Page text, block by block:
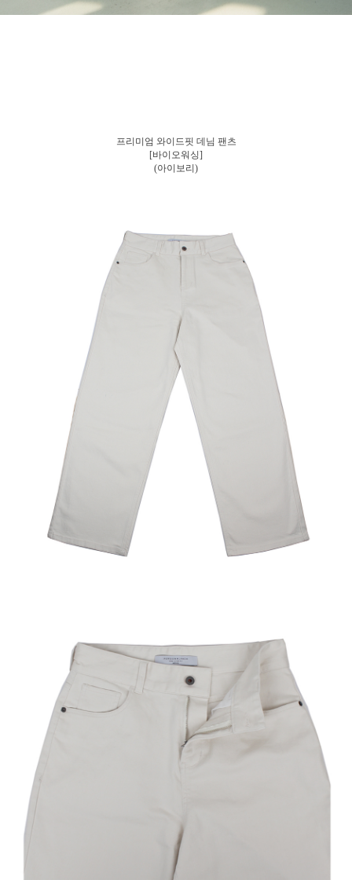
프리미엄 와이드핏 데님 팬츠
[바이오워싱]
(아이보리)